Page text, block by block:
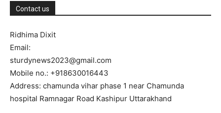
Contact us
Ridhima Dixit
Email:
sturdynews2023@gmail.com
Mobile no.: +918630016443
Address: chamunda vihar phase 1 near Chamunda
hospital Ramnagar Road Kashipur Uttarakhand